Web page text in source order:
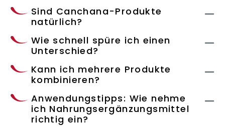
Sind Canchana-Produkte
natürlich?
Wie schnell spüre ich einen
Unterschied?
Kann ich mehrere Produkte
kombinieren?
Anwendungstipps: Wie nehme
ich Nahrungsergänzungsmittel
richtig ein?